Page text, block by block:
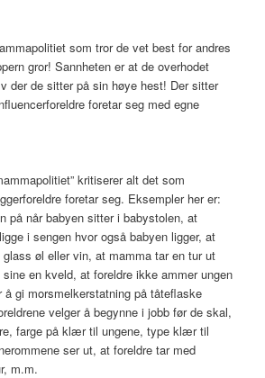
som tror de vet best for andres
gror! Sannheten er at de overhodet
der de sitter på sin høye hest! Der sitter
foretar seg med egne
kritiserer alt det som
foretar seg. Eksempler her er:
på når babyen sitter i babystolen, at
i sengen hvor også babyen ligger, at
øl eller vin, at mamma tar en tur ut
en kveld, at foreldre ikke ammer ungen
å gi morsmelkerstatning på tåteflaske
velger å begynne i jobb før de skal,
farge på klær til ungene, type klær til
ser ut, at foreldre tar med
m.m.